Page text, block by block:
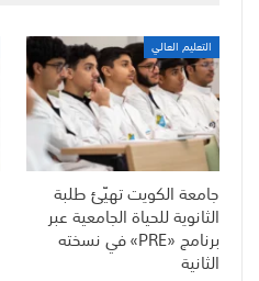
التعليم العالي
جامعة الكويت تهيّئ طلبة
الثانوية للحياة الجامعية عبر
برنامج «PRE» في نسخته
الثانية